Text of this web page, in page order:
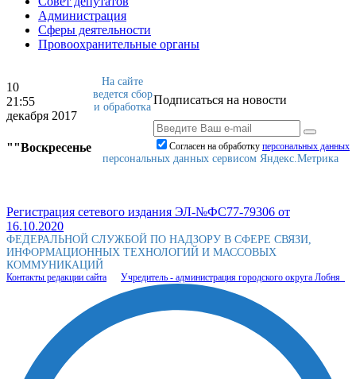
Администрация
Сферы деятельности
Провоохранительные органы
10
21:55
декабря 2017
""Воскресенье
Подписаться на новости
Согласен на обработку персональныx данных
На сайте
ведется сбор
и обработка
персональных данных сервисом Яндекс.Метрика
Регистрация сетевого издания ЭЛ-№ФС77-79306 от
16.10.2020
ФЕДЕРАЛЬНОЙ СЛУЖБОЙ ПО НАДЗОРУ В СФЕРЕ СВЯЗИ,
ИНФОРМАЦИОННЫХ ТЕХНОЛОГИЙ И МАССОВЫХ
КОММУНИКАЦИЙ
Контакты редакции сайта Учредитель - администрация городского округа Лобня